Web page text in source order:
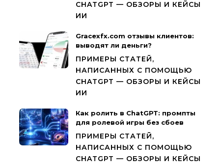
CHATGPT — ОБЗОРЫ И КЕЙСЫ
ИИ
Gracexfx.com отзывы клиентов:
выводят ли деньги?
ПРИМЕРЫ СТАТЕЙ,
НАПИСАННЫХ С ПОМОЩЬЮ
CHATGPT — ОБЗОРЫ И КЕЙСЫ
ИИ
Как ролить в ChatGPT: промпты
для ролевой игры без сбоев
ПРИМЕРЫ СТАТЕЙ,
НАПИСАННЫХ С ПОМОЩЬЮ
CHATGPT — ОБЗОРЫ И КЕЙСЫ